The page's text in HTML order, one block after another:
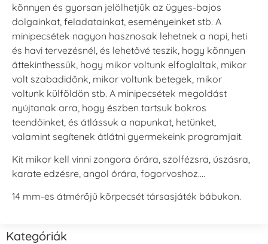
könnyen és gyorsan jelölhetjük az ügyes-bajos
dolgainkat, feladatainkat, eseményeinket stb. A
minipecsétek nagyon hasznosak lehetnek a napi, heti
és havi tervezésnél, és lehetővé teszik, hogy könnyen
áttekinthessük, hogy mikor voltunk elfoglaltak, mikor
volt szabadidőnk, mikor voltunk betegek, mikor
voltunk külföldön stb. A minipecsétek megoldást
nyújtanak arra, hogy észben tartsuk bokros
teendőinket, és átlássuk a napunkat, hetünket,
valamint segítenek átlátni gyermekeink programjait.
Kit mikor kell vinni zongora órára, szolfézsra, úszásra,
karate edzésre, angol órára, fogorvoshoz….
14 mm-es átmérőjű körpecsét társasjáték bábukon.
Kategóriák